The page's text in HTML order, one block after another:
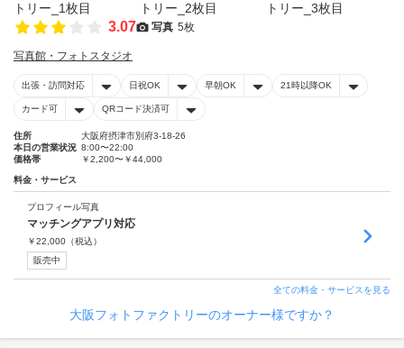
3.07 写真 5枚
写真館・フォトスタジオ
出張・訪問対応 日祝OK 早朝OK 21時以降OK
カード可 QRコード決済可
住所
大阪府摂津市別府3-18-26
本日の営業状況 8:00〜22:00
価格帯
￥2,200〜￥44,000
料金・サービス
プロフィール写真
マッチングアプリ対応
￥22,000 （税込）
販売中
全ての料金・サービスを見る
大阪フォトファクトリーのオーナー様ですか？